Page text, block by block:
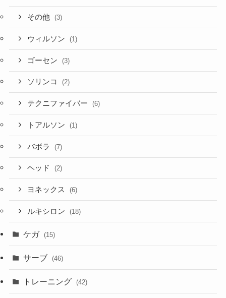
その他 (3)
ウィルソン (1)
ゴーセン (3)
ソリンコ (2)
テクニファイバー (6)
トアルソン (1)
バボラ (7)
ヘッド (2)
ヨネックス (6)
ルキシロン (18)
ケガ (15)
サーブ (46)
トレーニング (42)